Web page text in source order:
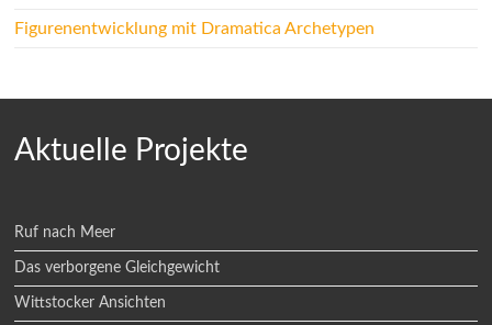
Figurenentwicklung mit Dramatica Archetypen
Aktuelle Projekte
Ruf nach Meer
Das verborgene Gleichgewicht
Wittstocker Ansichten